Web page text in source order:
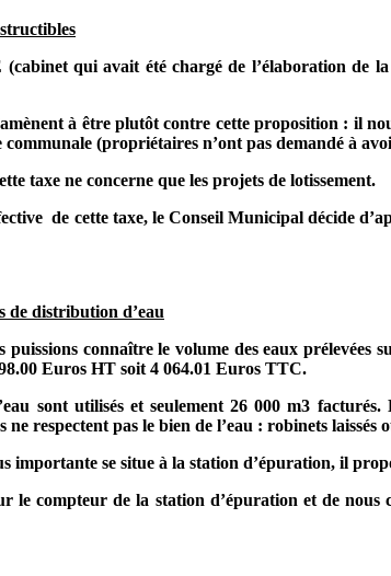
qui avait été chargé de l’élaboration de
à être plutôt contre cette proposition : il
(propriétaires n’ont pas demandé à
taxe ne concerne que les projets de lotissement.
de cette taxe, le Conseil Municipal décide
de distribution d’eau
connaître le volume des eaux
Euros HT soit 4 064.01 Euros TTC.
sont utilisés et seulement26 000 m3 facturés.
respectent pas le bien de l’eau : robinets laissés
se situe à la station d’épuration, il
le compteur de la station d’épuration et de